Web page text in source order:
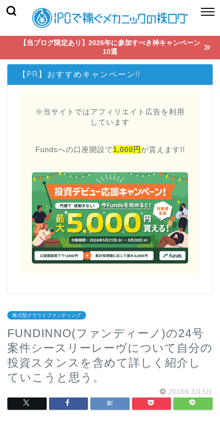
【当ブログ限定あり】2026年に参加すべき神キャンペーン
10選
【PR】おすすめキャンペーン!!
※当サイトではアフィリエイト広告を利用
しています
Fundsへの口座開設で1,000円 が貰えます!!
株式型クラウドファンディング
FUNDINNO(ファンディーノ)の24号
案件シースリーレーヴについて自分の
投資スタンスを含めて詳しく紹介し
ていこうと思う。
2018年3月3日